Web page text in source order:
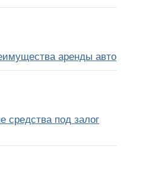
аренды авто
средства под залог